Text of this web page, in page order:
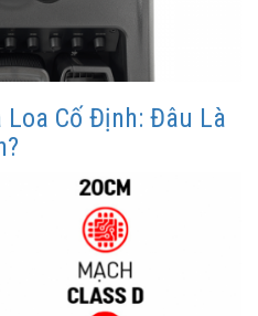
Loa Cố Định: Đâu Là